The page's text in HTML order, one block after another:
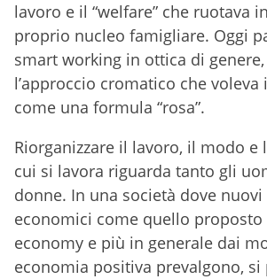
lavoro e il “welfare” che ruotava
proprio nucleo famigliare. Oggi
smart working in ottica di
l’approccio cromatico che
come una formula “rosa”.
Riorganizzare il lavoro, il modo e
cui si lavora riguarda tanto gli
donne. In una società dove
economici come quello
economy e più in generale dai
economia positiva prevalgono, si